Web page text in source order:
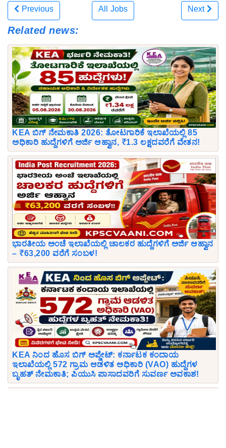
Previous All Jobs
Next
Related news:
KEA ಬಿಗ್ ನೇಮಕಾತಿ 2026: ತೋಟಗಾರಿಕೆ ಇಲಾಖೆಯಲ್ಲಿ 85
ಅಧಿಕಾರಿ ಹುದ್ದೆಗಳಿಗೆ ಅರ್ಜಿ ಆಹ್ವಾನ, ₹1.3 ಲಕ್ಷದವರೆಗೆ ವೇತನ!
ಭಾರತೀಯ ಅಂಚೆ ಇಲಾಖೆಯಲ್ಲಿ ಚಾಲಕರ ಹುದ್ದೆಗಳಿಗೆ ಅರ್ಜಿ ಆಹ್ವಾನ
– ₹63,200 ವರೆಗೆ ಸಂಬಳ!
KEA ನಿಂದ ಹೊಸ ಬಿಗ್ ಅಪ್ಡೇಟ್: ಕರ್ನಾಟಕ ಕಂದಾಯ
ಇಲಾಖೆಯಲ್ಲಿ 572 ಗ್ರಾಮ ಆಡಳಿತ ಅಧಿಕಾರಿ (VAO) ಹುದ್ದೆಗಳ
ಬೃಹತ್ ನೇಮಕಾತಿ; ಪಿಯುಸಿ ಪಾಸಾದವರಿಗೆ ಸುವರ್ಣ ಅವಕಾಶ!